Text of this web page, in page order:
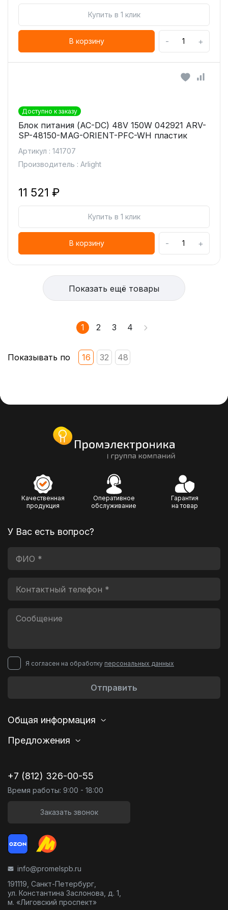
Купить в 1 клик
В корзину - +
Доступно к заказу
Блок питания (AC-DC) 48V 150W 042921 ARV-
SP-48150-MAG-ORIENT-PFC-WH пластик
Артикул : 141707
Производитель : Arlight
11 521 ₽
Купить в 1 клик
В корзину - +
Показать ещё товары
1 2 3 4
Показывать по 16 32 48
Качественная
продукция
Оперативное
обслуживание
Гарантия
на товар
У Вас есть вопрос?
Я согласен на обработку персональных данных
Отправить
Общая информация
Предложения
+7 (812) 326-00-55
Время работы: 9:00 - 18:00
Заказать звонок
info@promelspb.ru
191119, Санкт-Петербург,
ул. Константина Заслонова, д. 1,
м. «Лиговский проспект»